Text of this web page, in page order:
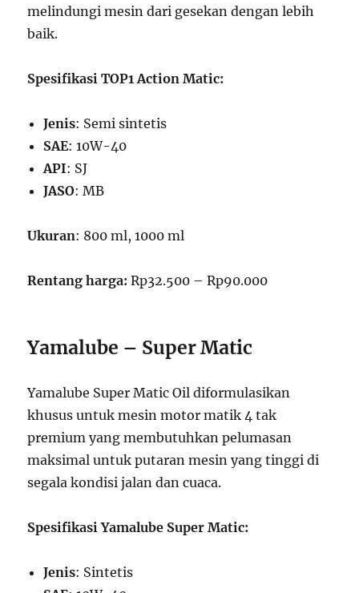
melindungi mesin dari gesekan dengan lebih
baik.
Spesifikasi TOP1 Action Matic:
Jenis: Semi sintetis
SAE: 10W-40
API: SJ
JASO: MB
Ukuran: 800 ml, 1000 ml
Rentang harga:Rp32.500 – Rp90.000
Yamalube – Super Matic
Yamalube Super Matic Oil diformulasikan
khusus untuk mesin motor matik 4 tak
premium yang membutuhkan pelumasan
maksimal untuk putaran mesin yang tinggi di
segala kondisi jalan dan cuaca.
Spesifikasi Yamalube Super Matic:
Jenis: Sintetis